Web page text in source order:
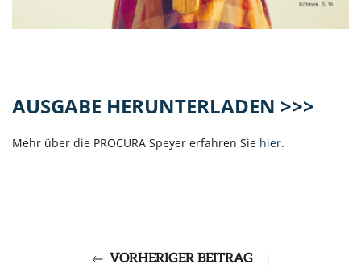
AUSGABE HERUNTERLADEN >>>
Mehr über die PROCURA Speyer erfahren Sie hier.
VORHERIGER BEITRAG
|